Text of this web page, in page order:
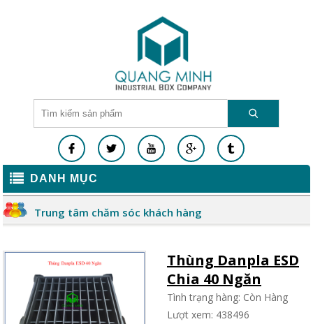
DANH MỤC
Trung tâm chăm sóc khách hàng
Thùng Danpla ESD
Chia 40 Ngăn
Tình trạng hàng: Còn Hàng
Lượt xem: 438496